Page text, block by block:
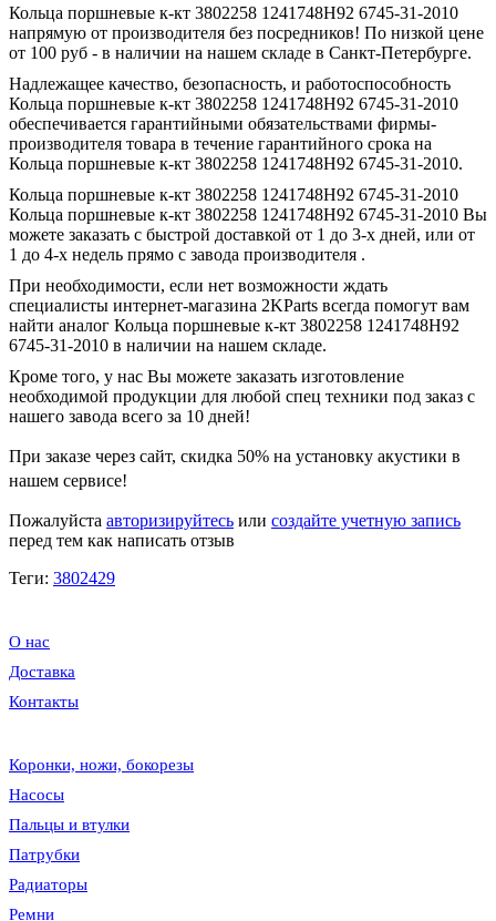
Кольца поршневые к-кт 3802258 1241748H92 6745-31-2010
напрямую от производителя без посредников! По низкой цене
от 100 руб - в наличии на нашем складе в Санкт-Петербурге.
Надлежащее качество, безопасность, и работоспособность
Кольца поршневые к-кт 3802258 1241748H92 6745-31-2010
обеспечивается гарантийными обязательствами фирмы-
производителя товара в течение гарантийного срока на
Кольца поршневые к-кт 3802258 1241748H92 6745-31-2010.
Кольца поршневые к-кт 3802258 1241748H92 6745-31-2010
Кольца поршневые к-кт 3802258 1241748H92 6745-31-2010 Вы
можете заказать с быстрой доставкой от 1 до 3-х дней, или от
1 до 4-х недель прямо с завода производителя .
При необходимости, если нет возможности ждать
специалисты интернет-магазина 2KParts всегда помогут вам
найти аналог Кольца поршневые к-кт 3802258 1241748H92
6745-31-2010 в наличии на нашем складе.
Кроме того, у нас Вы можете заказать изготовление
необходимой продукции для любой спец техники под заказ с
нашего завода всего за 10 дней!
При заказе через сайт, скидка 50% на установку акустики в
нашем сервисе!
Пожалуйста авторизируйтесь или создайте учетную запись
перед тем как написать отзыв
Теги: 3802429
О нас
Доставка
Контакты
Коронки, ножи, бокорезы
Насосы
Пальцы и втулки
Патрубки
Радиаторы
Ремни